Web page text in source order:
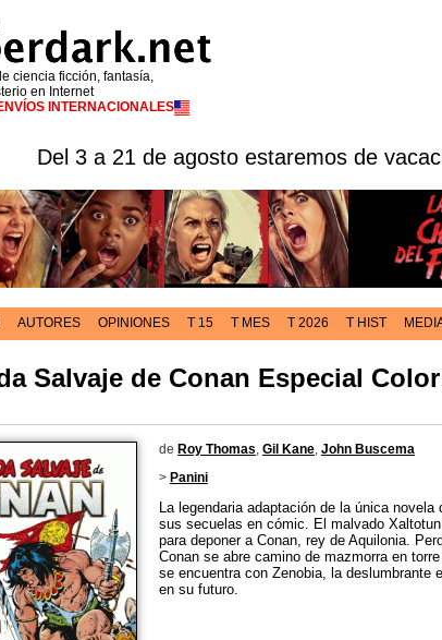
ciencia ficción, fantasía,
en Internet
INTERNACIONALES
Del 3 a 21 de agosto estaremos de
AUTORES OPINIONES T 15 T MES T 2026 T HIST
Salvaje de Conan Especial
de Roy Thomas, Gil Kane, John Buscema
> Panini
La legendaria adaptación de la única
sus secuelas en cómic. El malvado
para deponer a Conan, rey de Aquilonia.
Conan se abre camino de mazmorra en
se encuentra con Zenobia, la deslumbrante
en su futuro.